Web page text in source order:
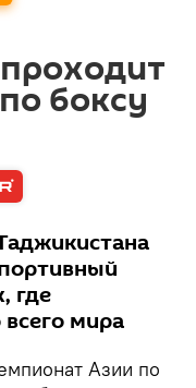
боксу
где
мира
Азии по